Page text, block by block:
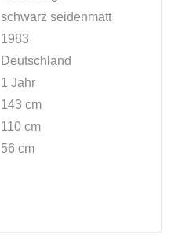
schwarz seidenmatt
1983
Deutschland
1 Jahr
143 cm
110 cm
56 cm